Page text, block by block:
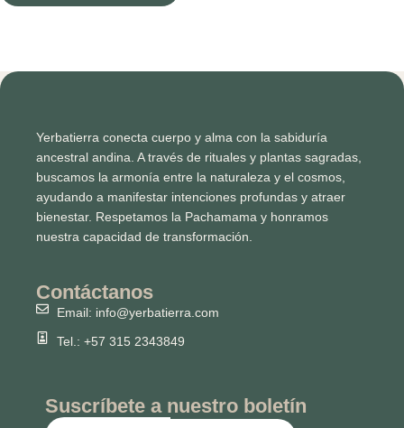
Yerbatierra conecta cuerpo y alma con la sabiduría
ancestral andina. A través de rituales y plantas sagradas,
buscamos la armonía entre la naturaleza y el cosmos,
ayudando a manifestar intenciones profundas y atraer
bienestar. Respetamos la Pachamama y honramos
nuestra capacidad de transformación.
Contáctanos
Email: info@yerbatierra.com
Tel.: +57 315 2343849
Suscríbete a nuestro boletín